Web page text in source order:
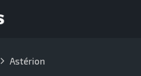
Astérion